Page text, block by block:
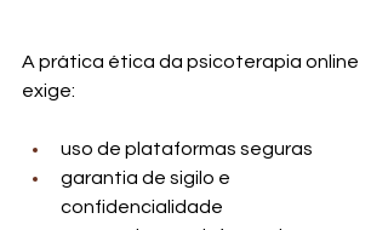
A prática ética da psicoterapia online
exige:
uso de plataformas seguras
garantia de sigilo e
confidencialidade